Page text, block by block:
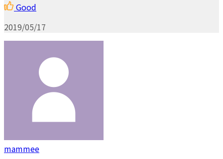
Good
2019/05/17
mammee